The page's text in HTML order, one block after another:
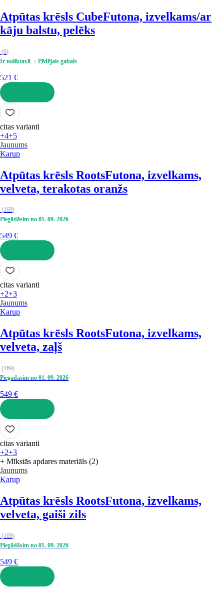
Atpūtas krēsls CubeFutona, izvelkams/ar
kāju balstu, pelēks
(6)
Ir noliktavā
Pēdējais gabals
521 €
LIKT GROZĀ
citas varianti
+4+5
Jaunums
Karup
Atpūtas krēsls RootsFutona, izvelkams,
velveta, terakotas oranžs
(169)
Piegādāsim no 01. 09. 2026
549 €
LIKT GROZĀ
citas varianti
+2+3
Jaunums
Karup
Atpūtas krēsls RootsFutona, izvelkams,
velveta, zaļš
(169)
Piegādāsim no 01. 09. 2026
549 €
LIKT GROZĀ
citas varianti
+2+3
+ Mīkstās apdares materiāls (2)
Jaunums
Karup
Atpūtas krēsls RootsFutona, izvelkams,
velveta, gaiši zils
(169)
Piegādāsim no 01. 09. 2026
549 €